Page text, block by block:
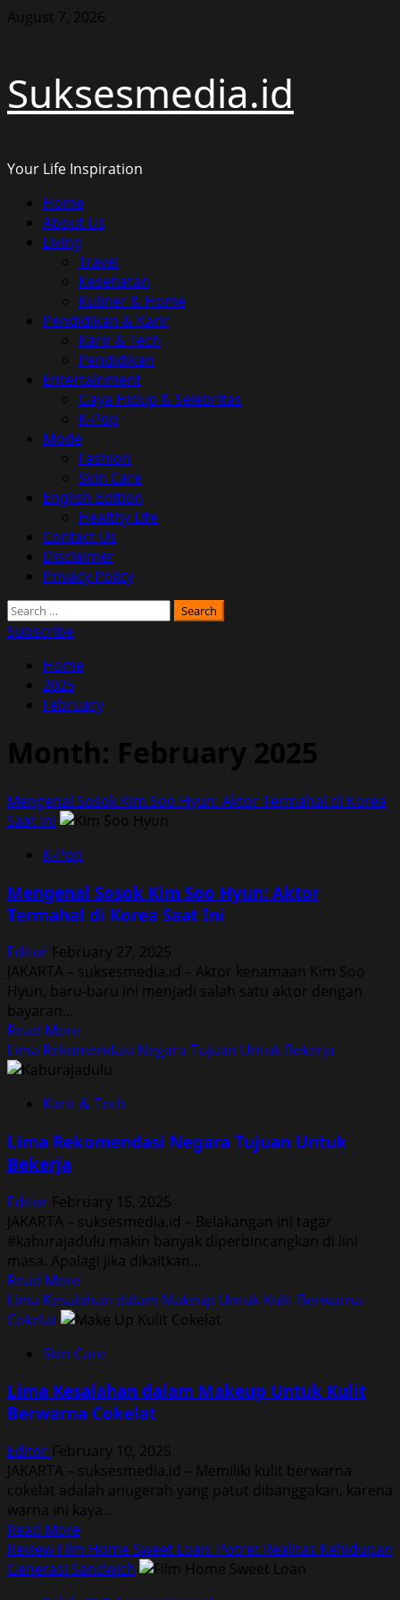
Skip
August 7, 2026
Suksesmedia.id
Your Life Inspiration
Primary
Menu
Home
About Us
Living
Travel
Kesehatan
Kuliner & Home
Pendidikan & Karir
Karir & Tech
Pendidikan
Entertainment
Gaya Hidup & Selebritas
K-Pop
Mode
Fashion
Skin Care
English Edition
Healthy Life
Contact Us
Disclaimer
Privacy Policy
Search
for:
Subscribe
Home
2025
February
Month: February 2025
Mengenal Sosok Kim Soo Hyun: Aktor Termahal di Korea
Saat Ini
K-Pop
Mengenal Sosok Kim Soo Hyun: Aktor
Termahal di Korea Saat Ini
Editor February 27, 2025
JAKARTA – suksesmedia.id – Aktor kenamaan Kim Soo
Hyun, baru-baru ini menjadi salah satu aktor dengan
bayaran...
Read MoreRead
more
about
Sosok
Soo
Termahal
di
Korea
Saat
Ini
Lima Rekomendasi Negara Tujuan Untuk Bekerja
Karir & Tech
Lima Rekomendasi Negara Tujuan Untuk
Bekerja
Editor February 15, 2025
JAKARTA – suksesmedia.id – Belakangan ini tagar
#kaburajadulu makin banyak diperbincangkan di lini
masa. Apalagi jika dikaitkan...
Read MoreRead
more
about
Rekomendasi
Tujuan
Untuk
Lima Kesalahan dalam Makeup Untuk Kulit Berwarna
Cokelat
Skin Care
Lima Kesalahan dalam Makeup Untuk Kulit
Berwarna Cokelat
Editor February 10, 2025
JAKARTA – suksesmedia.id – Memiliki kulit berwarna
cokelat adalah anugerah yang patut dibanggakan, karena
warna ini kaya...
Read MoreRead
more
about
Review Film Home Sweet Loan: Potret Realitas Kehidupan
Generasi Sandwich